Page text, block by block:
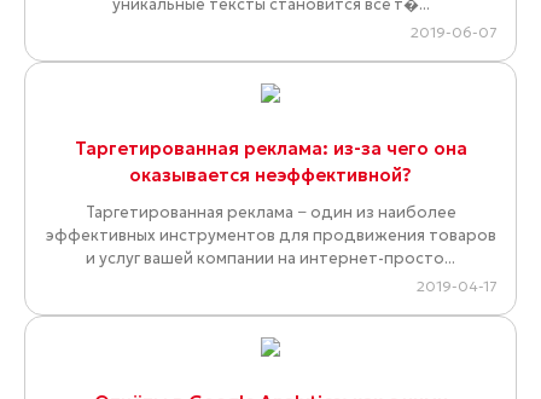
уникальные тексты становится всё т�...
2019-06-07
Таргетированная реклама: из-за чего она
оказывается неэффективной?
Таргетированная реклама − один из наиболее
эффективных инструментов для продвижения товаров
и услуг вашей компании на интернет-просто...
2019-04-17